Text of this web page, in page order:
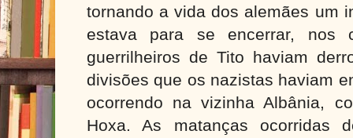
tornando a vida dos alemães um
estava para se encerrar, nos
guerrilheiros de Tito haviam
divisões que os nazistas haviam
ocorrendo na vizinha Albânia,
Hoxa. As matanças ocorridas